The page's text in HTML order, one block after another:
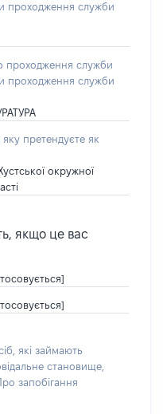
проходження служби
проходження служби
проходження служби
претендуєте як
окружної
якщо це вас
які займають
становище,
запобігання